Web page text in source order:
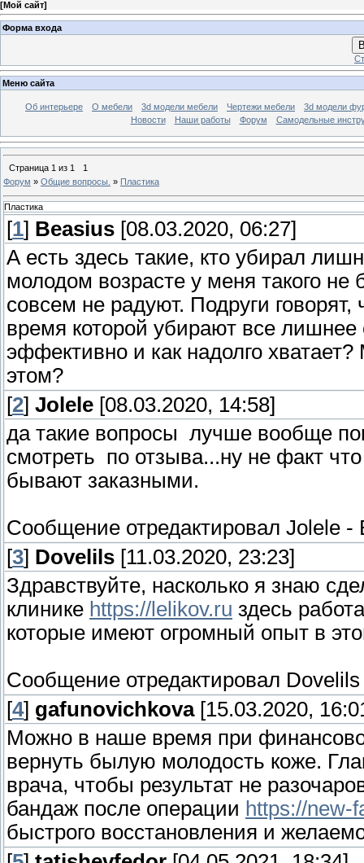
[Мой сайт]
Форма входа
Меню сайта
Об интерьере О мебели 3d модели мебели Чертежи мебели
3d модели
Новости
Наши работы Форум Самодельные
Страница 1 из 1
1
Форум » Общие вопросы. » Пластика
Пластика
[1] Beasius [08.03.2020, 06:27]
А есть здесь такие, кто убирал
молодом возрасте у меня такого
совсем не радуют. Подруги
время которой убирают все лишнее
эффективно и как надолго
этом?
[2] Jolele [08.03.2020, 14:58]
да такие вопросы лучше вообще
смотреть по отзыва...ну не факт
бывают заказными.
Сообщение отредактировал Jolele -
[3] Dovelils [11.03.2020, 23:23]
Здравствуйте, насколько я знаю
клинике https://lelikov.ru здесь
которые имеют огромный опыт в
Сообщение отредактировал Dovelils
[4] gafunovichkova[15.03.2020,
Можно в наше время при
вернуть былую молодость коже.
врача, чтобы результат не
бандаж после операции https://new-
быстрого восстановления и